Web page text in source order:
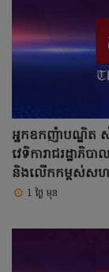
អ្នកឧកញ៉ាបណ្ឌិត
វេទិការាជរដ្ឋាភិ
និងលើកកម្ពស់សហ
1 ថ្ងៃ មុន